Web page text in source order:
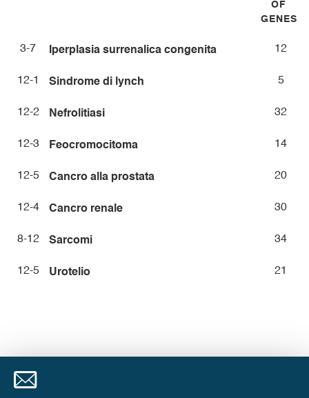
OF
GENES
3-7 Iperplasia surrenalica congenita 12
12-1 Sindrome di lynch 5
12-2 Nefrolitiasi 32
12-3 Feocromocitoma 14
12-5 Cancro alla prostata 20
12-4 Cancro renale 30
8-12 Sarcomi 34
12-5 Urotelio 21